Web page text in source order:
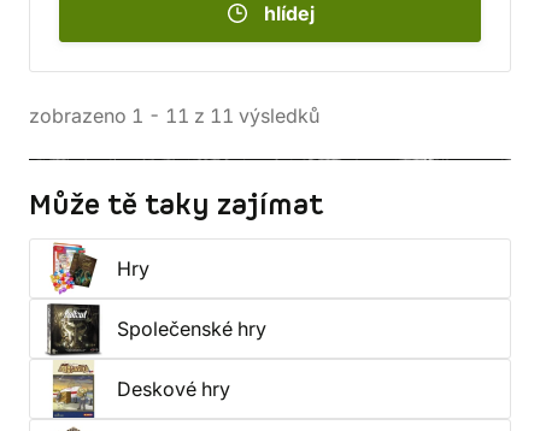
hlídej
zobrazeno 1 - 11 z 11 výsledků
Může tě taky zajímat
Hry
Společenské hry
Deskové hry